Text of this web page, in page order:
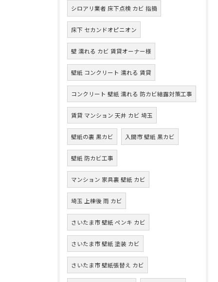
シロアリ業者 床下点検 カビ 指摘
床下 セカンドオピニオン
壁 濡れる カビ 賃貸オーナー様
壁紙 コンクリート 濡れる 賃貸
コンクリート 壁紙 濡れる 防カビ結露対策工事
賃貸 マンション 天井 カビ 埼玉
壁紙の裏 黒カビ 入間市 壁紙 黒カビ
壁紙 防カビ工事
マンション 家具裏 壁紙 カビ
埼玉 上棟後 雨 カビ
さいたま市 壁紙 ペンキ カビ
さいたま市 壁紙 塗装 カビ
さいたま市 壁紙張替え カビ